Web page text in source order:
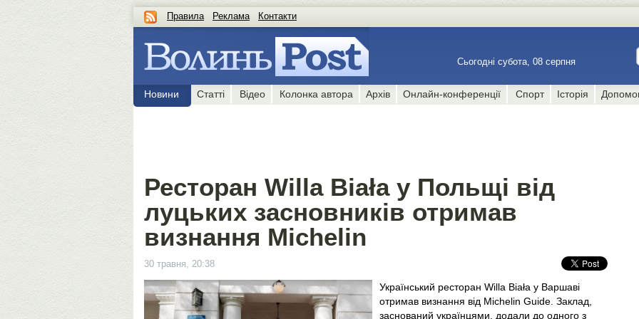
Правила Реклама Контакти
Сьогодні субота, 08 серпня
Новини Статті Відео Колонка автора Архів Онлайн-конференції Спорт Історія
Ресторан Willa Biała у Польщі від
луцьких засновників отримав
визнання Michelin
30 травня, 20:38
Український ресторан Willa Biała у Варшаві
отримав визнання від Michelin Guide. Заклад,
заснований українцями, додали до одного з